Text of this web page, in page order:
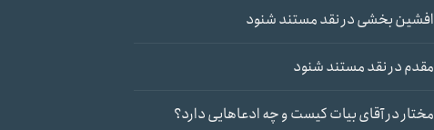
افشین بخشیدرنقد مستند شنود
مقدمدرنقد مستند شنود
مختاردرآقای بیات کیست و چه ادعاهایی دارد؟